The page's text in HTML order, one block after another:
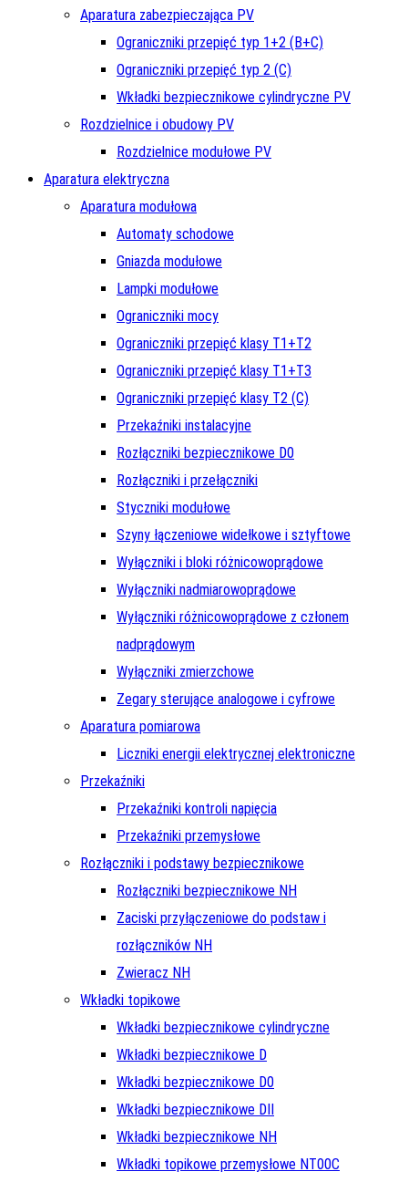
Aparatura zabezpieczająca PV
Ograniczniki przepięć typ 1+2 (B+C)
Ograniczniki przepięć typ 2 (C)
Wkładki bezpiecznikowe cylindryczne PV
Rozdzielnice i obudowy PV
Rozdzielnice modułowe PV
Aparatura elektryczna
Aparatura modułowa
Automaty schodowe
Gniazda modułowe
Lampki modułowe
Ograniczniki mocy
Ograniczniki przepięć klasy T1+T2
Ograniczniki przepięć klasy T1+T3
Ograniczniki przepięć klasy T2 (C)
Przekaźniki instalacyjne
Rozłączniki bezpiecznikowe D0
Rozłączniki i przełączniki
Styczniki modułowe
Szyny łączeniowe widełkowe i sztyftowe
Wyłączniki i bloki różnicowoprądowe
Wyłączniki nadmiarowoprądowe
Wyłączniki różnicowoprądowe z członem
nadprądowym
Wyłączniki zmierzchowe
Zegary sterujące analogowe i cyfrowe
Aparatura pomiarowa
Liczniki energii elektrycznej elektroniczne
Przekaźniki
Przekaźniki kontroli napięcia
Przekaźniki przemysłowe
Rozłączniki i podstawy bezpiecznikowe
Rozłączniki bezpiecznikowe NH
Zaciski przyłączeniowe do podstaw i
rozłączników NH
Zwieracz NH
Wkładki topikowe
Wkładki bezpiecznikowe cylindryczne
Wkładki bezpiecznikowe D
Wkładki bezpiecznikowe D0
Wkładki bezpiecznikowe DII
Wkładki bezpiecznikowe NH
Wkładki topikowe przemysłowe NT00C